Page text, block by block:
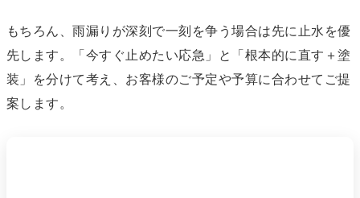
もちろん、雨漏りが深刻で一刻を争う場合は先に止水を優
先します。「今すぐ止めたい応急」と「根本的に直す＋塗
装」を分けて考え、お客様のご予定や予算に合わせてご提
案します。